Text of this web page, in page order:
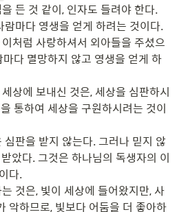
든 것 같이, 인자도 들려야 한다.
마다 영생을 얻게 하려는 것이다.
처럼 사랑하셔서 외아들을 주셨으
다 멸망하지 않고 영생을 얻게 하
상에 보내신 것은, 세상을 심판하시
통하여 세상을 구원하시려는 것이
판을 받지 않는다. 그러나 믿지 않
았다. 그것은 하나님의 독생자의 이
다.
것은, 빛이 세상에 들어왔지만, 사
악하므로, 빛보다 어둠을 더 좋아하